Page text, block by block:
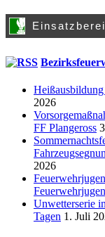
2026
FF Plangeross
2026
Unwetterserie
Tagen 1. Juli